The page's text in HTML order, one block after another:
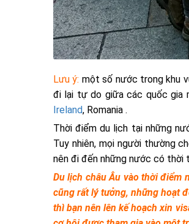
Lưu ý: một số nước trong khu
đi lại tự do giữa các quốc gia
Ireland, Romania .
Thời điểm du lịch tại những
Tuy nhiên, mọi người thường
nên đi đến những nước có thời
Du lịch châu Âu vào thời điểm
cũng rất lý tưởng, những hoạt
thì bạn nên lên kế hoạch xin